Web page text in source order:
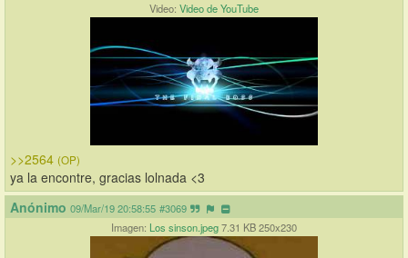
Video: Video de YouTube
>>2564 (OP)
ya la encontre, gracias lolnada <3
Anónimo 09/Mar/19 20:58:55 #3069
Imagen: Los sinson.jpeg7.31 KB 250x230